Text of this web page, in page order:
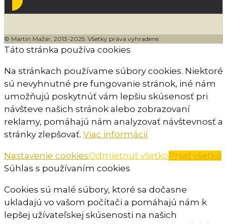
© Martin Mažár, 2013-2025. Všetky práva vyhradené.
Táto stránka používa cookies
Na stránkach používame súbory cookies. Niektoré
sú nevyhnutné pre fungovanie stránok, iné nám
umožňujú poskytnúť vám lepšiu skúsenosť pri
návšteve našich stránok alebo zobrazovaní
reklamy, pomáhajú nám analyzovať návštevnosť a
stránky zlepšovať. Viac informácií
Nastavenie cookiesOdmietnuť všetkoPrijať všetko
Súhlas s používaním cookies
Cookies sú malé súbory, ktoré sa dočasne
ukladajú vo vašom počítači a pomáhajú nám k
lepšej užívateľskej skúsenosti na našich